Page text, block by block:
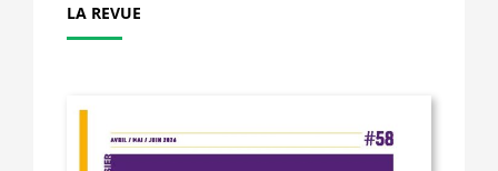
LA REVUE